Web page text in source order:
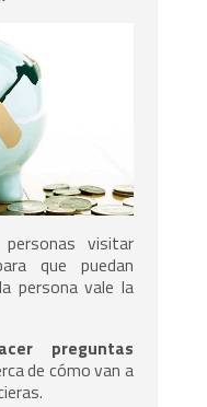
visitar
que puedan
persona vale la
preguntas
de cómo van a